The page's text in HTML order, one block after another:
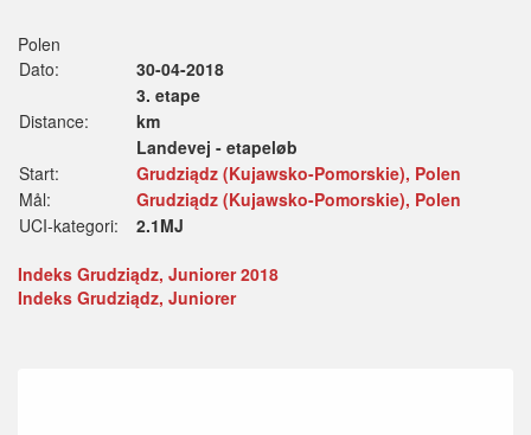
Polen
Dato:
30-04-2018
3. etape
Distance:
km
Landevej - etapeløb
Start:
Grudziądz (Kujawsko-Pomorskie), Polen
Mål:
Grudziądz (Kujawsko-Pomorskie), Polen
UCI-kategori:
2.1MJ
Indeks Grudziądz, Juniorer 2018
Indeks Grudziądz, Juniorer